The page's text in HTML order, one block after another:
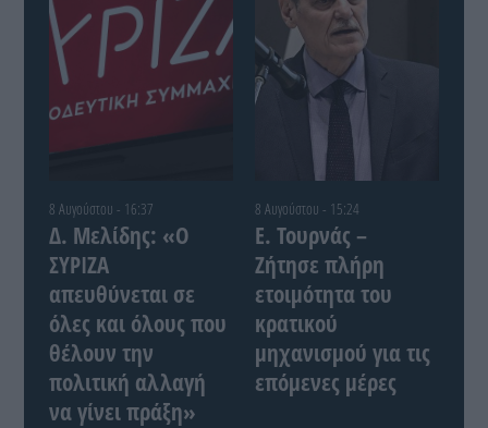
8 Αυγούστου - 16:37
Δ. Μελίδης: «Ο
ΣΥΡΙΖΑ
απευθύνεται σε
όλες και όλους που
θέλουν την
πολιτική αλλαγή
να γίνει πράξη»
8 Αυγούστου - 15:24
Ε. Τουρνάς –
Ζήτησε πλήρη
ετοιμότητα του
κρατικού
μηχανισμού για τις
επόμενες μέρες